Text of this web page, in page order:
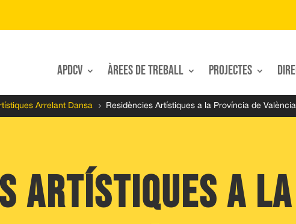
APDCV Àrees de treball Projectes
Arrelant Dansa 5 Residències Artístiques a la Província de València
artístiques a